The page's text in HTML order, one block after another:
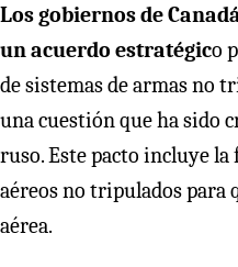
Los gobiernos de
un acuerdo estratégico
de sistemas de armas no
una cuestión que ha sido
ruso. Este pacto incluye
aéreos no tripulados para
aérea.